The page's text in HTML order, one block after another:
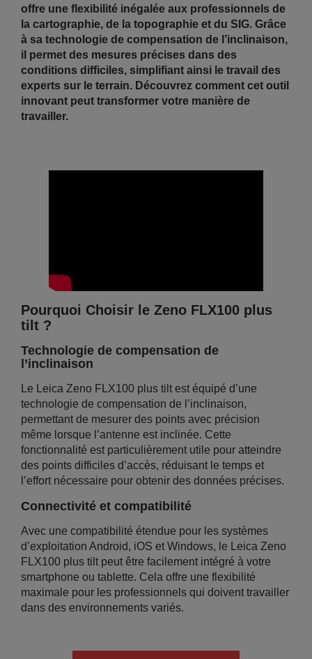
offre une flexibilité inégalée aux professionnels de
la cartographie, de la topographie et du SIG. Grâce
à sa technologie de compensation de l’inclinaison,
il permet des mesures précises dans des
conditions difficiles, simplifiant ainsi le travail des
experts sur le terrain. Découvrez comment cet outil
innovant peut transformer votre manière de
travailler.
Pourquoi Choisir le Zeno FLX100 plus
tilt ?
Technologie de compensation de
l’inclinaison
Le Leica Zeno FLX100 plus tilt est équipé d’une
technologie de compensation de l’inclinaison,
permettant de mesurer des points avec précision
même lorsque l’antenne est inclinée. Cette
fonctionnalité est particulièrement utile pour atteindre
des points difficiles d’accès, réduisant le temps et
l’effort nécessaire pour obtenir des données précises.
Connectivité et compatibilité
Avec une compatibilité étendue pour les systèmes
d’exploitation Android, iOS et Windows, le Leica Zeno
FLX100 plus tilt peut être facilement intégré à votre
smartphone ou tablette. Cela offre une flexibilité
maximale pour les professionnels qui doivent travailler
dans des environnements variés.